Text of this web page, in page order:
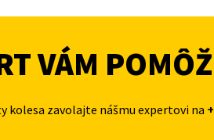
VÁM
kolesa zavolajte nášmu expertovi na